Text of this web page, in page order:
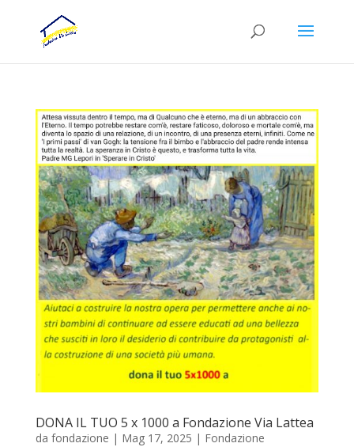
DONA IL TUO 5 x 1000 a Fondazione Via Lattea
da fondazione | Mag 17, 2025 | Fondazione